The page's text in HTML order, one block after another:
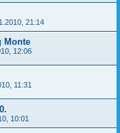
21:14
Monte
12:06
11:31
10:01